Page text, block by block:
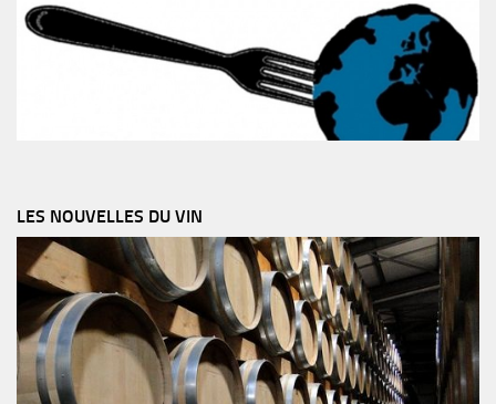
LES NOUVELLES DU VIN